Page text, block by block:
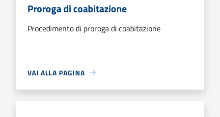
Proroga di coabitazione
Procedimento di proroga di coabitazione
VAI ALLA PAGINA